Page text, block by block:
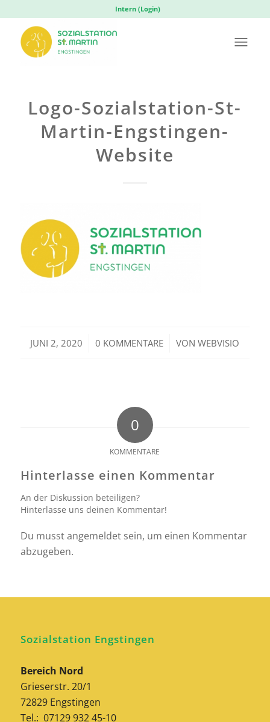
Intern (Login)
Logo-Sozialstation-St-
Martin-Engstingen-
Website
JUNI 2, 2020
/ 0 KOMMENTARE
/ VONWEBVISIO
0
KOMMENTARE
Hinterlasse einen Kommentar
An der Diskussion beteiligen?
Hinterlasse uns deinen Kommentar!
Du musstangemeldetsein, um einen Kommentar
abzugeben.
Sozialstation Engstingen
Bereich Nord
Grieserstr. 20/1
72829 Engstingen
Tel.: 07129 932 45-10